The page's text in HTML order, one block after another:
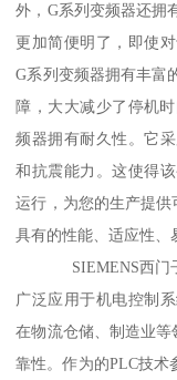
外，G系列变频器还拥
更加简便明了，即使
G系列变频器拥有丰富
障，大大减少了停机
频器拥有耐久性。它
和抗震能力。这使得
运行，为您的生产提供
具有的性能、适应性、
SIEMENS西门子
广泛应用于机电控制
在物流仓储、制造业
靠性。作为的PLC技术